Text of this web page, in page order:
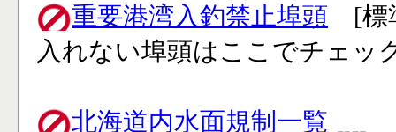
重要港湾入釣禁止埠頭 [標
入れない埠頭はここでチェッ
北海道内水面規制一覧